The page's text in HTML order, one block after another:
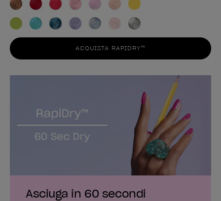
ACQUISTA RAPIDRY™
Asciuga in 60 secondi